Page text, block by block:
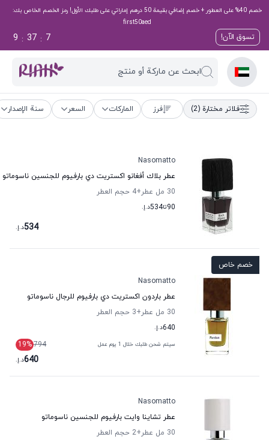
خصم 40% على العطور + خصم إضافي بقيمة 50 درهم إماراتي على طلبك الأول! رمز الخصم الخاص بك:
first50aed
تسوق الآن! 6
:
37
:
9
ابحث عن ماركة أو منتج
فلاتر مختارة (2) فرز الماركات السعر سنة الإصدار
Nasomatto
عطر بلاك أفغانو اكستريت دي بارفيوم للجنسين ناسوماتو
30 مل عطر
+4
حجم العطر
90تا534د.إ.
534د.إ.
خصم خاص
Nasomatto
عطر باردون اكستريت دي بارفيوم للرجال ناسوماتو
30 مل عطر
+3
حجم العطر
640د.إ.
سيتم شحن طلبك خلال 1 يوم عمل 794
19%
640د.إ.
Nasomatto
عطر تشاينا وايت بارفيوم للجنسين ناسوماتو
30 مل عطر
+2
حجم العطر